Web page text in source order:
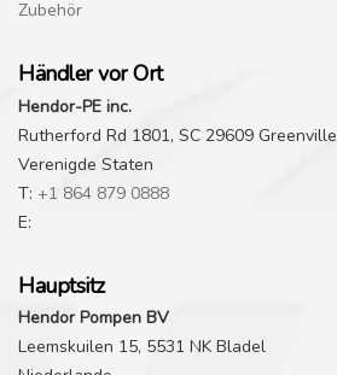
Zubehör
Händler vor Ort
Hendor-PE inc.
Rutherford Rd 1801, SC 29609 Greenville
Verenigde Staten
T: +1 864 879 0888
E:
Hauptsitz
Hendor Pompen BV
Leemskuilen 15, 5531 NK Bladel